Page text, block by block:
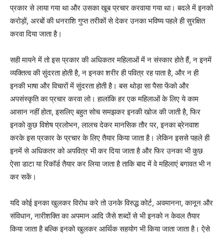
प्रकार से लाया गया था और उसका खूब प्रचार करवाया गया था। बदले में इनको
करोड़ों, अरबों की धनराशि गुप्त तरीकों से देकर उनका भविष्य पहले ही सुरक्षित
करवा दिया जाता है।
सही मायने में तो इस प्रकार की अधिकतर महिलाओं में न संस्कार होते हैं, न इनमें
व्यक्तित्व की सुंदरता होती है, न इनका शरीर ही पवित्र रह पाता है, और न ही
इनकी भाषा और विचारों में सुंदरता होती है। बस थोड़ा सा पैसा फेंको और
अपसंस्कृति का प्रचार करवा लो। हालांकि हर एक महिलाओं के लिए ये काम
आसान नहीं होता, इसलिए बहुत सोच समझकर इनकी खोज की जाती है, फिर
इनको कुछ विशेष प्रलोभन, लालच देकर मानसिक तौर पर, इनका ब्रेनवाश
करके इस प्रकार के प्रचार के लिए तैयार किया जाता है। लेकिन इससे पहले ही
इनमें से अधिकतर को अपवित्र भी कर दिया जाता है और फिर उनका भी कुछ
ऐसा डाटा या रिकॉर्ड तैयार कर लिया जाता है ताकि बाद में वे महिलाएं बगावत भी न
कर सकें।
यदि कोई इनका खुलकर विरोध करे तो उनके विरुद्ध कोर्ट, अवमानना, कानून और
संविधान, नारीशक्ति का अपमान आदि जैसे शब्दों से भी इनको न केवल तैयार
किया जाता है बल्कि इनको खुलकर आर्थिक सहयोग भी किया जाता जाता है। ऐसे